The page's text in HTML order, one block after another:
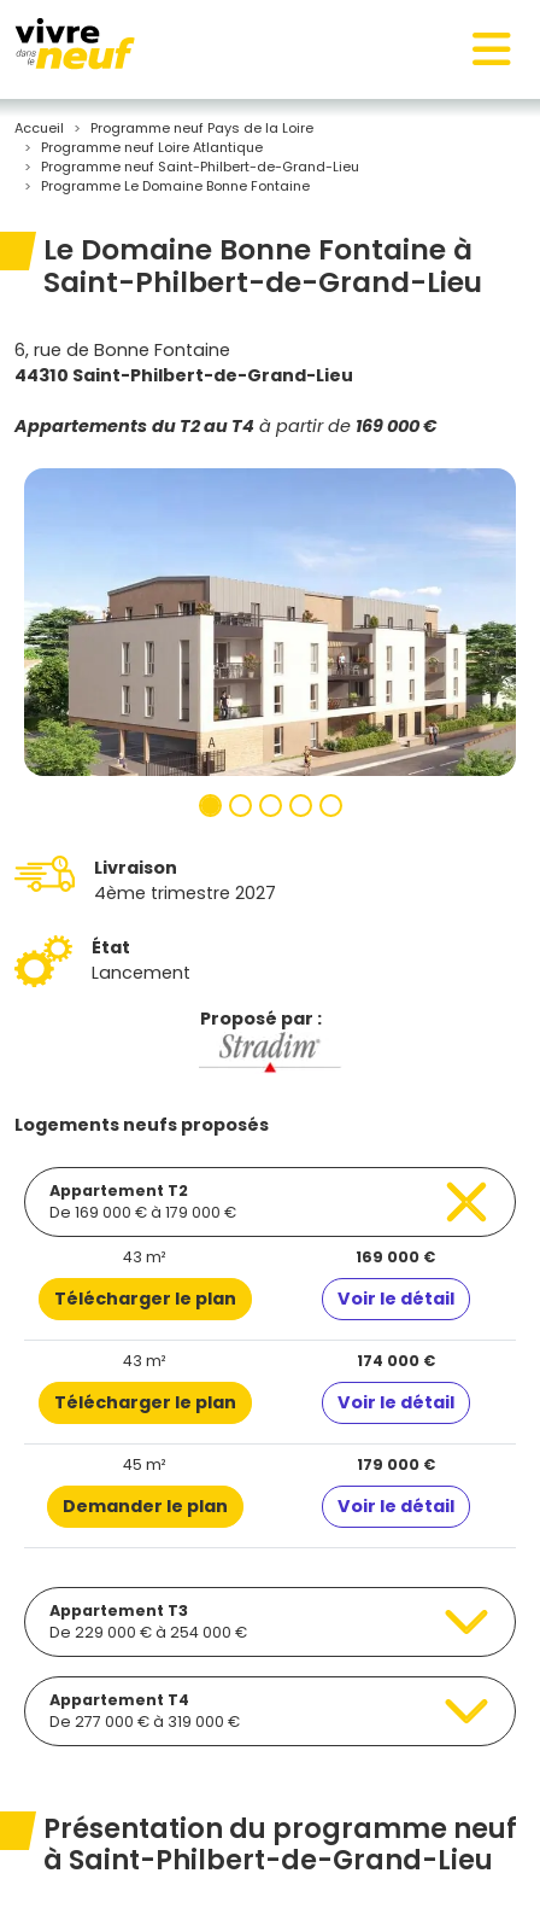
Accueil
Programme neuf Pays de la Loire
Programme neuf Loire Atlantique
Programme neuf Saint-Philbert-de-Grand-Lieu
Programme Le Domaine Bonne Fontaine
Le Domaine Bonne Fontaine à
Saint-Philbert-de-Grand-Lieu
6, rue de Bonne Fontaine
44310 Saint-Philbert-de-Grand-Lieu
Appartements du T2 au T4 à partir de 169 000 €
Livraison
4ème trimestre 2027
État
Lancement
Proposé par :
Logements neufs proposés
Appartement T2
De 169 000 € à 179 000 €
43 m² 169 000 €
Télécharger le plan Voir le détail
43 m² 174 000 €
Télécharger le plan Voir le détail
45 m² 179 000 €
Demander le plan Voir le détail
Appartement T3
De 229 000 € à 254 000 €
Appartement T4
De 277 000 € à 319 000 €
Présentation du programme neuf
à Saint-Philbert-de-Grand-Lieu